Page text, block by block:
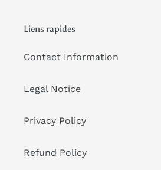
Liens rapides
Contact Information
Legal Notice
Privacy Policy
Refund Policy